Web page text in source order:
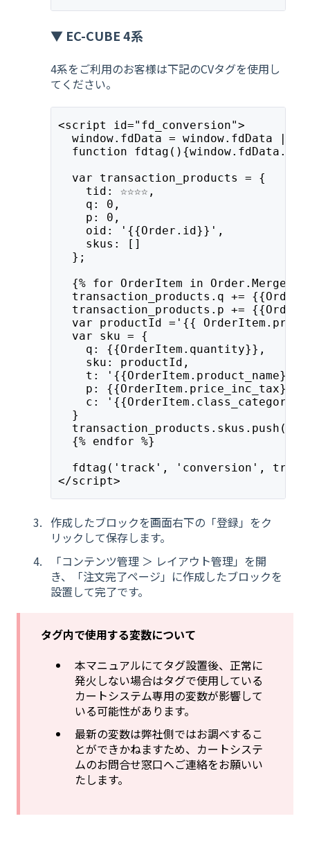
▼ EC-CUBE 4系
4系をご利用のお客様は下記のCVタグを使用し
てください。
<script id="fd_conversion">
window.fdData = window.fdData ||
function
var transaction_products = {
tid: ☆☆☆☆,
q: 0,
p: 0,
oid: '{{Order.id}}',
skus: []
};
{% for OrderItem in
transaction_products.q +=
transaction_products.p +=
var productId ='{{
var sku = {
q: {{OrderItem.quantity}},
sku: productId,
t: '{{OrderItem.product_name}}',
p: {{OrderItem.price_inc_tax}},
c:
}
{% endfor %}
fdtag('track', 'conversion',
</script>
作成したブロックを画面右下の「登録」をク
リックして保存します。
「コンテンツ管理 ＞ レイアウト管理」を開
き、「注文完了ページ」に作成したブロックを
設置して完了です。
タグ内で使用する変数について
本マニュアルにてタグ設置後、正常に
発火しない場合はタグで使用している
カートシステム専用の変数が影響して
いる可能性があります。
最新の変数は弊社側ではお調べするこ
とができかねますため、カートシステ
ムのお問合せ窓口へご連絡をお願いい
たします。